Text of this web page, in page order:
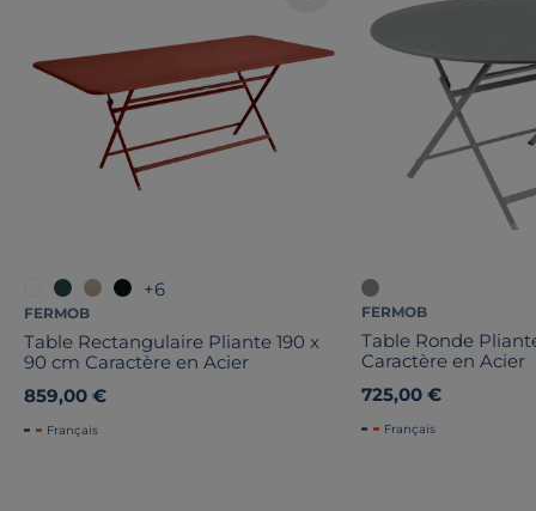
+6
FERMOB
Table Rectangulaire Pliante 190 x
90 cm Caractère en Acier
859,00 €
Français
FERMOB
Table Ronde
Caractère en Acier
725,00 €
Français